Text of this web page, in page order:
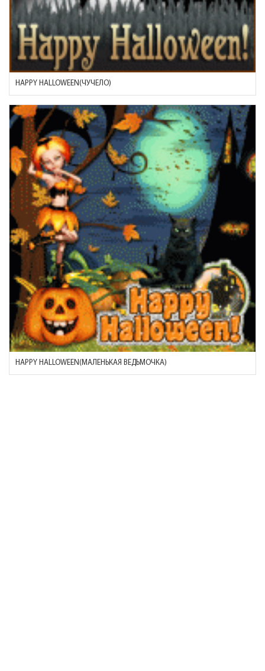
HAPPY HALLOWEEN(ЧУЧЕЛО)
HAPPY HALLOWEEN(МАЛЕНЬКАЯ ВЕДЬМОЧКА)